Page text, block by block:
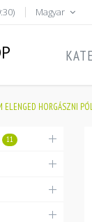
Magyar
ELENGED HORGÁSZNI
11